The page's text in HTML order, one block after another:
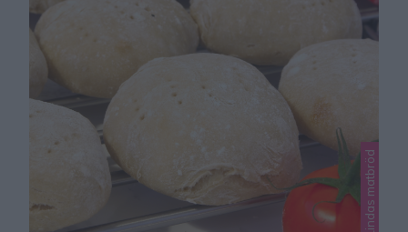
Lindas matbröd